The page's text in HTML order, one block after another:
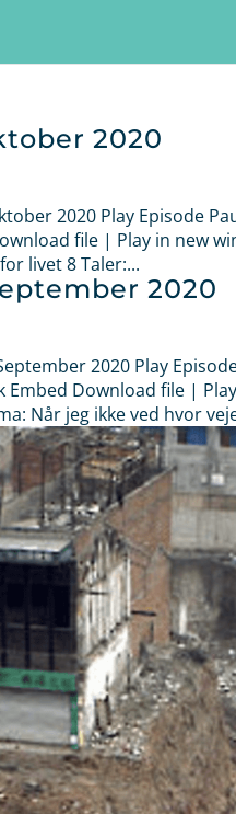
2020
2020 Play Episode
file | Play in new
livet 8 Taler:...
2020
2020 Play
Embed Download file |
Når jeg ikke ved hvor